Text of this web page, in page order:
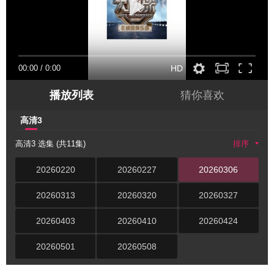
00:00 / 0:00 HD
播放列表 猜你喜欢
高清3
高清3 选集 (共11集) 排序
20260220 20260227 20260306
20260313 20260320 20260327
20260403 20260410 20260424
20260501 20260508